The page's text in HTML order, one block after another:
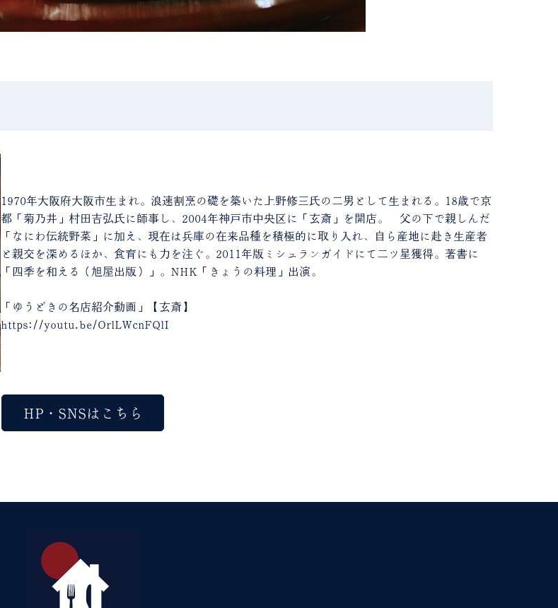
1970年大阪府大阪市生まれ。浪速割烹の礎を築いた上野修三氏の二男として生まれる。18歳で京
都「菊乃井」村田吉弘氏に師事し、2004年神戸市中央区に「玄斎」を開店。 父の下で親しんだ
「なにわ伝統野菜」に加え、現在は兵庫の在来品種を積極的に取り入れ、自ら産地に赴き生産者
と親交を深めるほか、食育にも力を注ぐ。2011年版ミシュランガイドにて二ツ星獲得。著書に
「四季を和える（旭屋出版）」。NHK「きょうの料理」出演。
「ゆうどきの名店紹介動画」【玄斎】
https://youtu.be/OrlLWcnFQlI
HP・SNSはこちら